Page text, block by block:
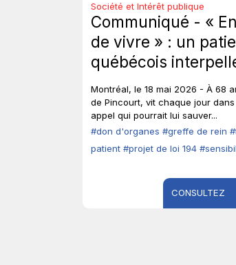
Société et Intérêt publique
Communiqué - «
de vivre » : un
québécois
et les élus sur le don
d’organes.
Montréal, le 18 mai 2026 - À 68
de Pincourt, vit chaque jour dans
appel qui pourrait lui sauver...
#don d'organes #greffe de rein
patient #projet de loi 194
CONSULTEZ